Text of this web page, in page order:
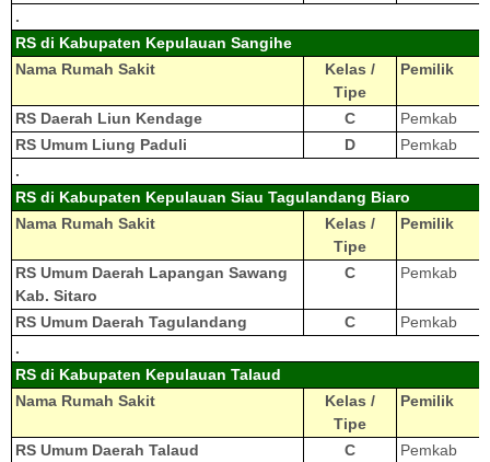
.
RS di Kabupaten Kepulauan Sangihe
Nama Rumah Sakit
Kelas /
Tipe
Pemilik
RS Daerah Liun Kendage C
Pemkab
RS Umum Liung Paduli
D
Pemkab
.
RS di Kabupaten Kepulauan Siau Tagulandang Biaro
Nama Rumah Sakit
Kelas /
Tipe
Pemilik
RS Umum Daerah Lapangan Sawang
Kab. Sitaro
C Pemkab
RS Umum Daerah Tagulandang C
Pemkab
.
RS di Kabupaten Kepulauan Talaud
Nama Rumah Sakit
Kelas /
Tipe
Pemilik
RS Umum Daerah Talaud C
Pemkab